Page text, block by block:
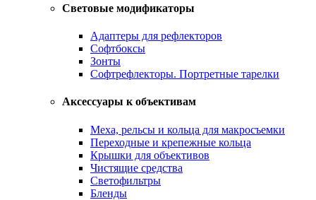
Световые модификаторы
Адаптеры для рефлекторов
Софтбоксы
Зонты
Софтрефлекторы. Портретные тарелки
Аксессуары к объективам
Меха, рельсы и кольца для макросъемки
Переходные и крепежные кольца
Крышки для объективов
Чистящие средства
Светофильтры
Бленды